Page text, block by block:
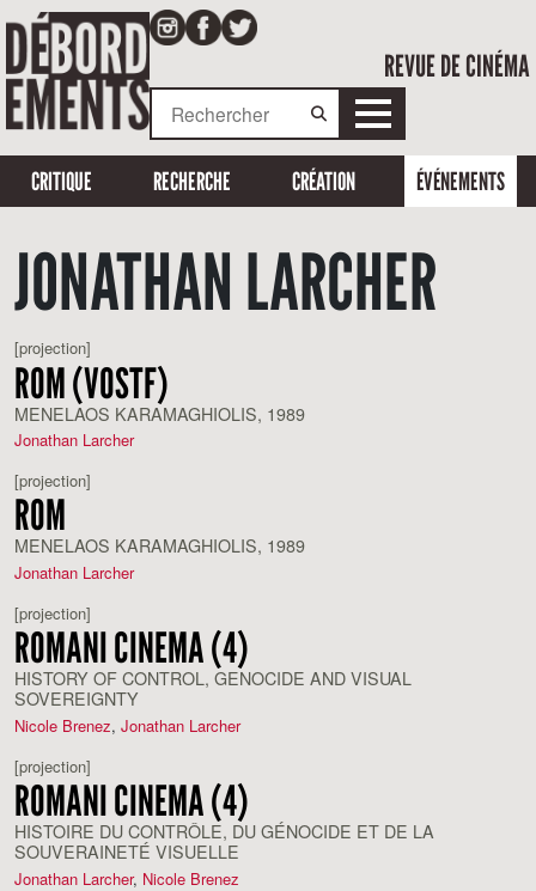
REVUE DE CINÉMA
CRITIQUE RECHERCHE CRÉATION ÉVÉNEMENTS
JONATHAN LARCHER
[projection]
ROM (VOSTF)
MENELAOS KARAMAGHIOLIS, 1989
Jonathan Larcher
[projection]
ROM
MENELAOS KARAMAGHIOLIS, 1989
Jonathan Larcher
[projection]
ROMANI CINEMA (4)
HISTORY OF CONTROL, GENOCIDE AND VISUAL
SOVEREIGNTY
Nicole Brenez, Jonathan Larcher
[projection]
ROMANI CINEMA (4)
HISTOIRE DU CONTRÔLE, DU GÉNOCIDE ET DE LA
SOUVERAINETÉ VISUELLE
Jonathan Larcher, Nicole Brenez